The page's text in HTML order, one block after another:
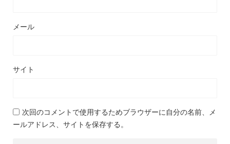
メール
サイト
次回のコメントで使用するためブラウザーに自分の名前、メ
ールアドレス、サイトを保存する。